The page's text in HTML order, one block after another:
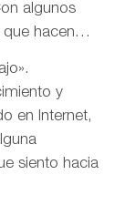
algunos
que hacen…
y
en Internet,
siento hacia